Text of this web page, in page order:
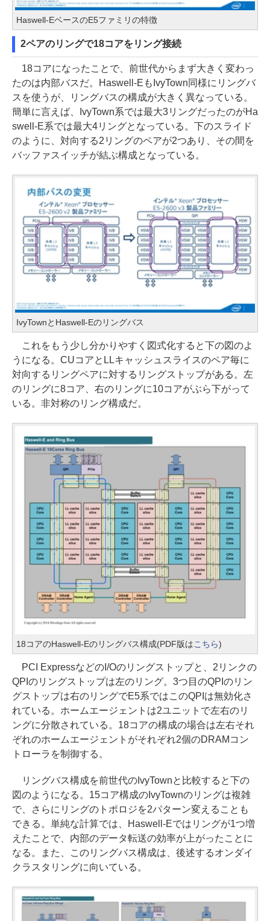
Haswell-EベースのE5ファミリの特徴
2ペアのリングで18コアをリング接続
18コアになったことで、前世代からまず大きく変わっ
たのは内部バスだ。Haswell-EもIvyTown同様にリングバ
スを使うが、リングバスの構成が大きく異なっている。
簡単に言えば、IvyTown系では最大3リングだったのがHa
swell-E系では最大4リングとなっている。下のスライド
のように、対向する2リングのペアが2つあり、その間を
バッファスイッチが結ぶ構成となっている。
IvyTownとHaswell-Eのリングバス
これをもう少し分かりやすく図式化すると下の図のよ
うになる。CUコアとLLキャッシュスライスのペア毎に
対向するリングペアに対するリングストップがある。左
のリングに8コア、右のリングに10コアがぶら下がって
いる。非対称のリング構成だ。
18コアのHaswell-Eのリングバス構成(PDF版はこちら)
PCI ExpressなどのI/Oのリングストップと、2リンクの
QPIのリングストップは左のリング。3つ目のQPIのリン
グストップは右のリングでE5系ではこのQPIは無効化さ
れている。ホームエージェントは2ユニットで左右のリ
ングに分散されている。18コアの構成の場合は左右それ
ぞれのホームエージェントがそれぞれ2個のDRAMコン
トローラを制御する。
リングバス構成を前世代のIvyTownと比較すると下の
図のようになる。15コア構成のIvyTownのリングは複雑
で、さらにリングのトポロジを2パターン変えることも
できる。単純な計算では、Haswell-Eではリングが1つ増
えたことで、内部のデータ転送の効率が上がったことに
なる。また、このリングバス構成は、後述するオンダイ
クラスタリングに向いている。